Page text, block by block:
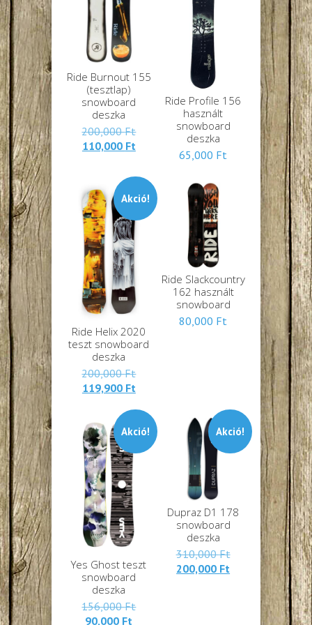
Ride Burnout 155
(tesztlap)
snowboard
deszka
200,000FtEredeti
200,000 Ft.
110,000 FtJelenlegi
110,000 Ft.
Ride Profile 156
használt
snowboard
deszka
65,000 Ft
Akció!
Ride Helix 2020
teszt snowboard
deszka
200,000FtEredeti
119,900 FtJelenlegi
119,900 Ft.
Ride Slackcountry
162 használt
snowboard
80,000 Ft
Akció!
Yes Ghost teszt
snowboard
deszka
156,000FtEredeti
90,000 Ft
Akció!
Dupraz D1 178
snowboard
deszka
310,000FtEredeti
310,000 Ft.
200,000 Ft Jelenlegi
200,000 Ft.